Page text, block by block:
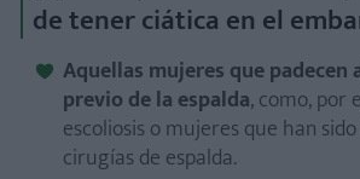
de tener ciática en el
Aquellas mujeres que
previo de la espalda, como, por
escoliosis o mujeres que han
cirugías de espalda.